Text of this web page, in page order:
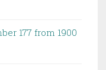
177 from 1900